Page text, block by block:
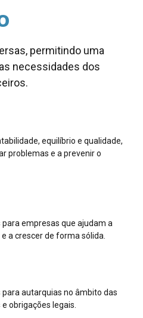
permitindo uma
necessidades dos
equilíbrio e qualidade,
problemas e a prevenir o
empresas que ajudam a
a crescer de forma sólida.
para autarquias no âmbito das
obrigações legais.